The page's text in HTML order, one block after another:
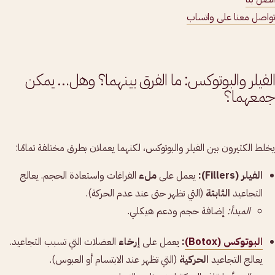
تواصل معنا على واتساب
الفيلر والبوتوكس: ما الفرق بينهما؟ وهل… يمكن
جمعهما؟
يخلط الكثيرون بين الفيلر والبوتوكس، لكنهما يعملان بطرق مختلفة تمامًا:
الفيلر (Fillers):
يعمل علىملء الفراغات واستعادة الحجم. يعالج
التجاعيد الثابتة (التي تظهر حتى عند عدم الحركة).
المبدأ: إضافة حجم ودعم هيكلي.
البوتوكس (Botox) : يعمل علىإرخاء العضلات التي تسبب التجاعيد.
يعالج التجاعيد الحركية (التي تظهر عند الابتسام أو العبوس).